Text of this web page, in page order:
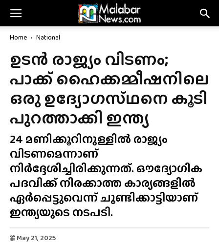
Home National
ഉടൻ രാജ്യം വിടണം;
പാക്ക് ഹൈക്കമ്മീഷനിലെ
ഒരു ഉദ്യോഗസ്‌ഥനെ കൂടി
പുറത്താക്കി ഇന്ത്യ
24 മണിക്കൂറിനുള്ളിൽ രാജ്യം
വിടണമെന്നാണ്
നിർദ്ദേശിച്ചിരിക്കുന്നത്. ഔദ്യോഗിക
പദവിക്ക് നിരക്കാത്ത കാര്യങ്ങളിൽ
ഏർപ്പെട്ടുവെന്ന് ചൂണ്ടിക്കാട്ടിയാണ്
ഇന്ത്യയുടെ നടപടി.
May 21, 2025